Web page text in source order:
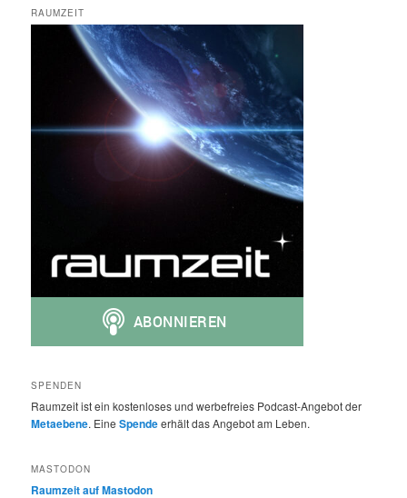
RAUMZEIT
SPENDEN
Raumzeit ist ein kostenloses und werbefreies Podcast-Angebot der
Metaebene. EineSpendeerhält das Angebot am Leben.
MASTODON
Raumzeit auf Mastodon